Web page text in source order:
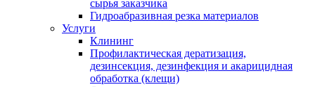
сырья заказчика
Гидроабразивная резка материалов
Услуги
Клининг
Профилактическая дератизация,
дезинсекция, дезинфекция и акарицидная
обработка (клещи)